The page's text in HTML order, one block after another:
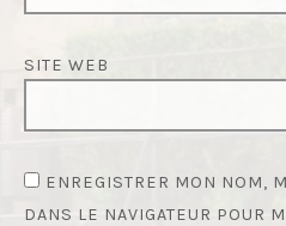
SITE WEB
ENREGISTRER MON NOM,
DANS LE NAVIGATEUR POUR